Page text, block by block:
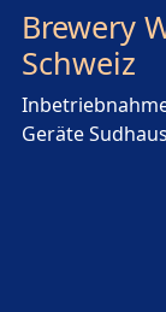
Brewery
Schweiz
Geräte